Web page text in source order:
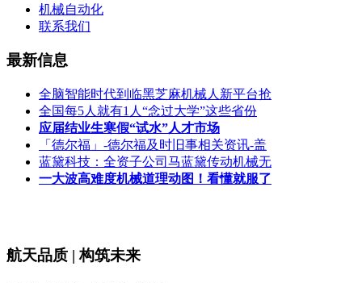
机械自动化
联系我们
最新信息
全脑智能时代到临黑芝麻机械人新平台抢
全国每5人就有1人“念过大学”这些省份
应届结业生寒假“试水”人才市场
「德尔福」-德尔福及时旧事相关资讯-盖
蓝黛科技：全资子公司马蓝黛传动机械无
一大波高难度机械道理动图！看懂就服了
航天品质 | 构筑未来